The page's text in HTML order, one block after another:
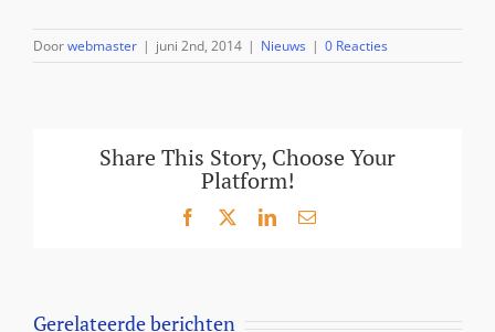
Doorwebmaster | juni 2nd, 2014 | Nieuws | 0 Reacties
Share This Story, Choose Your
Platform!
Facebook LinkedIn
E-
Gerelateerde berichten